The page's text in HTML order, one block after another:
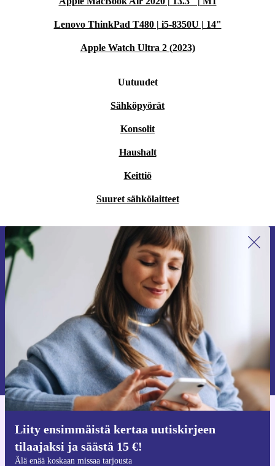
Lenovo ThinkPad T480 | i5-8350U | 14"
Apple Watch Ultra 2 (2023)
Uutuudet
Sähköpyörät
Konsolit
Haushalt
Keittiö
Suuret sähkölaitteet
Liity ensimmäistä kertaa uutiskirjeen
tilaajaksi ja säästä 15 €!
Älä enää koskaan missaa tarjousta
Liity ensimmäistä kertaa uutiskirjeen
tilaajaksi ja säästä 15 €!
Älä missaa enää yhtäkään tarjousta.
Pyydä etukuponki
Lisätietoja henkilötietojen käytöstä löydättietosuojaselosteestamme.
iOS:lle ja Androidille